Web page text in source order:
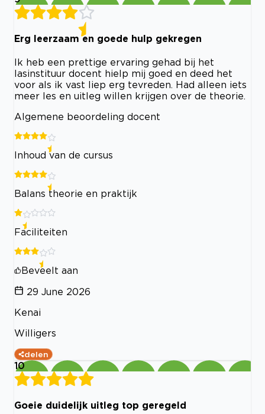
Erg leerzaam en goede hulp gekregen
Ik heb een prettige ervaring gehad bij het
lasinstituur docent hielp mij goed en deed het
voor als ik vast liep erg tevreden. Had alleen iets
meer les en uitleg willen krijgen over de theorie.
Algemene beoordeling docent
Inhoud van de cursus
Balans theorie en praktijk
Faciliteiten
Beveelt aan
29 June 2026
Kenai
Willigers
delen
10
Goeie duidelijk uitleg top geregeld